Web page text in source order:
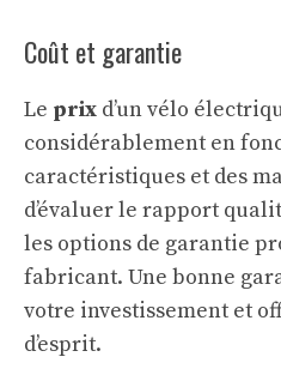
Coût et garantie
Le prix d’un vélo
considérablement en
caractéristiques et des
d’évaluer le rapport
les options de garantie
fabricant. Une bonne
votre investissement et
d’esprit.